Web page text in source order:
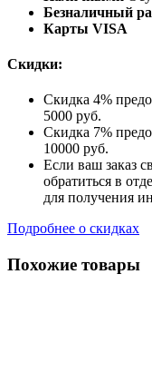
Безналичный
Карты VISA
Скидки:
Скидка 4%
5000 руб.
Скидка 7%
10000 руб.
Если ваш заказ
обратиться в
для получения
Подробнее о скидках
Похожие товары